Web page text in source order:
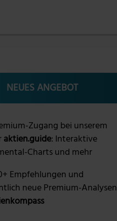
NEUES ANGEBOT
Zugang bei unserem
aktien.guide: Interaktive
Charts und mehr
Empfehlungen und
neue Premium-Analysen